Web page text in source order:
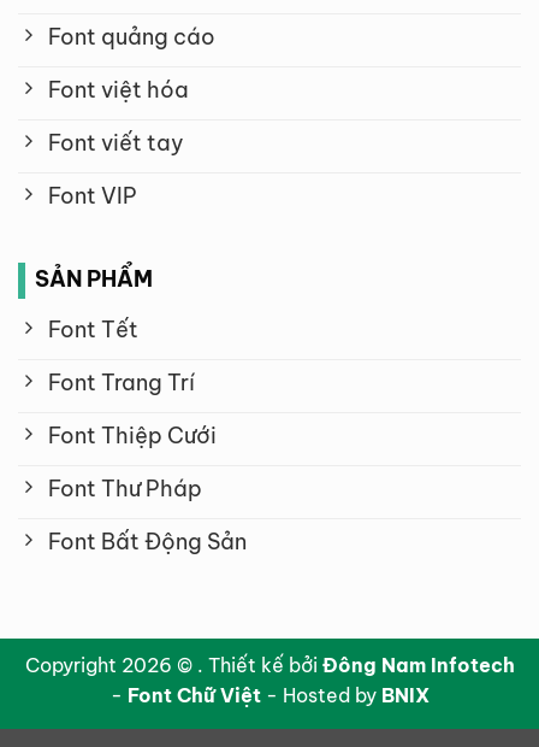
Font quảng cáo
Font việt hóa
Font viết tay
Font VIP
SẢN PHẨM
Font Tết
Font Trang Trí
Font Thiệp Cưới
Font Thư Pháp
Font Bất Động Sản
Copyright 2026 © . Thiết kế bởi Đông Nam Infotech
- Font Chữ Việt- Hosted by BNIX